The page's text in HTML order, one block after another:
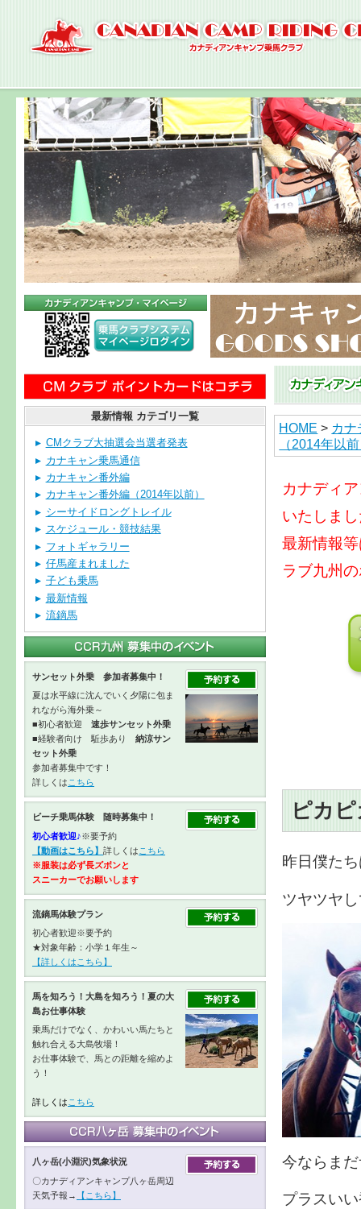
HOME > カ
（2014年以
カナディ
いたしま
最新情報
ラブ九州
ピカ
昨日僕た
ツヤツヤ
今ならま
プラスい
最新情報 カテゴリ一覧
CMクラブ大抽選会当選者発表
カナキャン乗馬通信
カナキャン番外編
カナキャン番外編（2014年以前）
シーサイドロングトレイル
スケジュール・競技結果
フォトギャラリー
仔馬産まれました
子ども乗馬
最新情報
流鏑馬
サンセット外乗 参加者募集中！
夏は水平線に沈んでいく夕陽に包ま
れながら海外乗～
■初心者歓迎 速歩サンセット外乗
■経験者向け 駈歩あり 納涼サン
セット外乗
参加者募集中です！
詳しくは こちら
ビーチ乗馬体験 随時募集中！
初心者歓迎♪※要予約
【動画はこちら】 詳しくは こちら
※服装は必ず長ズボンと
スニーカーでお願いします
流鏑馬体験プラン
初心者歓迎※要予約
★対象年齢：小学１年生～
【詳しくはこちら】
馬を知ろう！大島を知ろう！夏の大
島お仕事体験
乗馬だけでなく、かわいい馬たちと
触れ合える大島牧場！
お仕事体験で、馬との距離を縮めよ
う！
詳しくは こちら
八ヶ岳(小淵沢)気象状況
〇カナディアンキャンプ八ヶ岳周辺
天気予報→
【こちら】